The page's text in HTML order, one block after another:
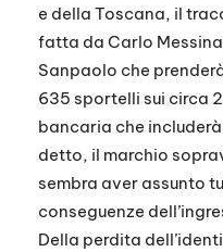
e della Toscana, il
fatta da Carlo
Sanpaolo che
635 sportelli sui circa
bancaria che
detto, il marchio
sembra aver assunto
conseguenze
Della perdita